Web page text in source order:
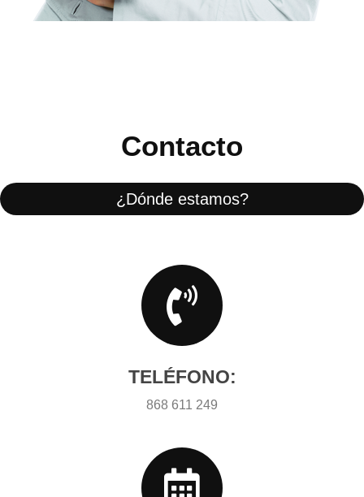
Contacto
¿Dónde estamos?
TELÉFONO:
868 611 249